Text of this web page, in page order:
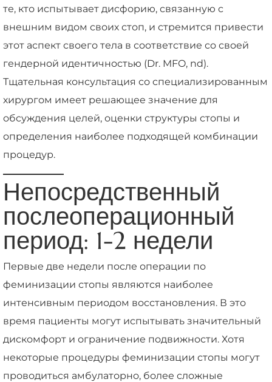
те, кто испытывает дисфорию, связанную с
внешним видом своих стоп, и стремится привести
этот аспект своего тела в соответствие со своей
гендерной идентичностью (Dr. MFO, nd).
Тщательная консультация со специализированным
хирургом имеет решающее значение для
обсуждения целей, оценки структуры стопы и
определения наиболее подходящей комбинации
процедур.
Непосредственный
послеоперационный
период: 1-2 недели
Первые две недели после операции по
феминизации стопы являются наиболее
интенсивным периодом восстановления. В это
время пациенты могут испытывать значительный
дискомфорт и ограничение подвижности. Хотя
некоторые процедуры феминизации стопы могут
проводиться амбулаторно, более сложные